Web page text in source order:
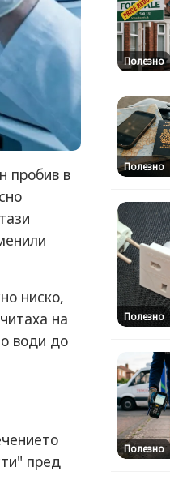
пробив в
ниско,
на
води до
пред
Полезно
Полезно
Полезно
Полезно